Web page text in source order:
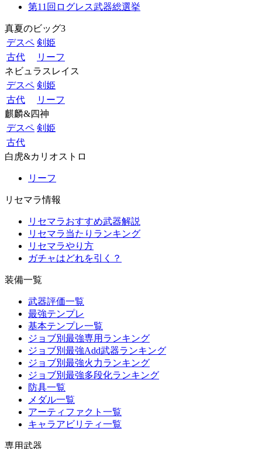
第11回ログレス武器総選挙
真夏のビッグ3
デスペ 剣姫
古代
リーフ
ネビュラスレイス
デスペ 剣姫
古代
リーフ
麒麟&四神
デスペ 剣姫
古代
白虎&カリオストロ
リーフ
リセマラ情報
リセマラおすすめ武器解説
リセマラ当たりランキング
リセマラやり方
ガチャはどれを引く？
装備一覧
武器評価一覧
最強テンプレ
基本テンプレ一覧
ジョブ別最強専用ランキング
ジョブ別最強Add武器ランキング
ジョブ別最強火力ランキング
ジョブ別最強多段化ランキング
防具一覧
メダル一覧
アーティファクト一覧
キャラアビリティ一覧
専用武器